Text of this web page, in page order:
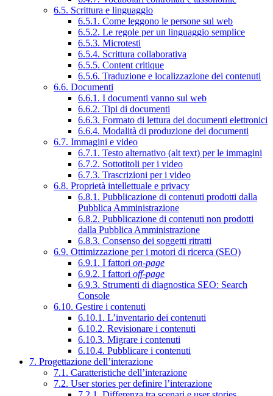
6.5. Scrittura e linguaggio
6.5.1. Come leggono le persone sul web
6.5.2. Le regole per un linguaggio semplice
6.5.3. Microtesti
6.5.4. Scrittura collaborativa
6.5.5. Content critique
6.5.6. Traduzione e localizzazione dei contenuti
6.6. Documenti
6.6.1. I documenti vanno sul web
6.6.2. Tipi di documenti
6.6.3. Formato di lettura dei documenti elettronici
6.6.4. Modalità di produzione dei documenti
6.7. Immagini e video
6.7.1. Testo alternativo (alt text) per le immagini
6.7.2. Sottotitoli per i video
6.7.3. Trascrizioni per i video
6.8. Proprietà intellettuale e privacy
6.8.1. Pubblicazione di contenuti prodotti dalla
Pubblica Amministrazione
6.8.2. Pubblicazione di contenuti non prodotti
dalla Pubblica Amministrazione
6.8.3. Consenso dei soggetti ritratti
6.9. Ottimizzazione per i motori di ricerca (SEO)
6.9.1. I fattori on-page
6.9.2. I fattori off-page
6.9.3. Strumenti di diagnostica SEO: Search
Console
6.10. Gestire i contenuti
6.10.1. L’inventario dei contenuti
6.10.2. Revisionare i contenuti
6.10.3. Migrare i contenuti
6.10.4. Pubblicare i contenuti
7. Progettazione dell’interazione
7.1. Caratteristiche dell’interazione
7.2. User stories per definire l’interazione